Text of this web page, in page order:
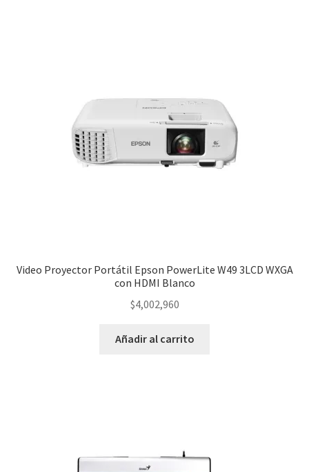
Video Proyector Portátil Epson PowerLite W49 3LCD WXGA
con HDMI Blanco
$4,002,960
Añadir al carrito